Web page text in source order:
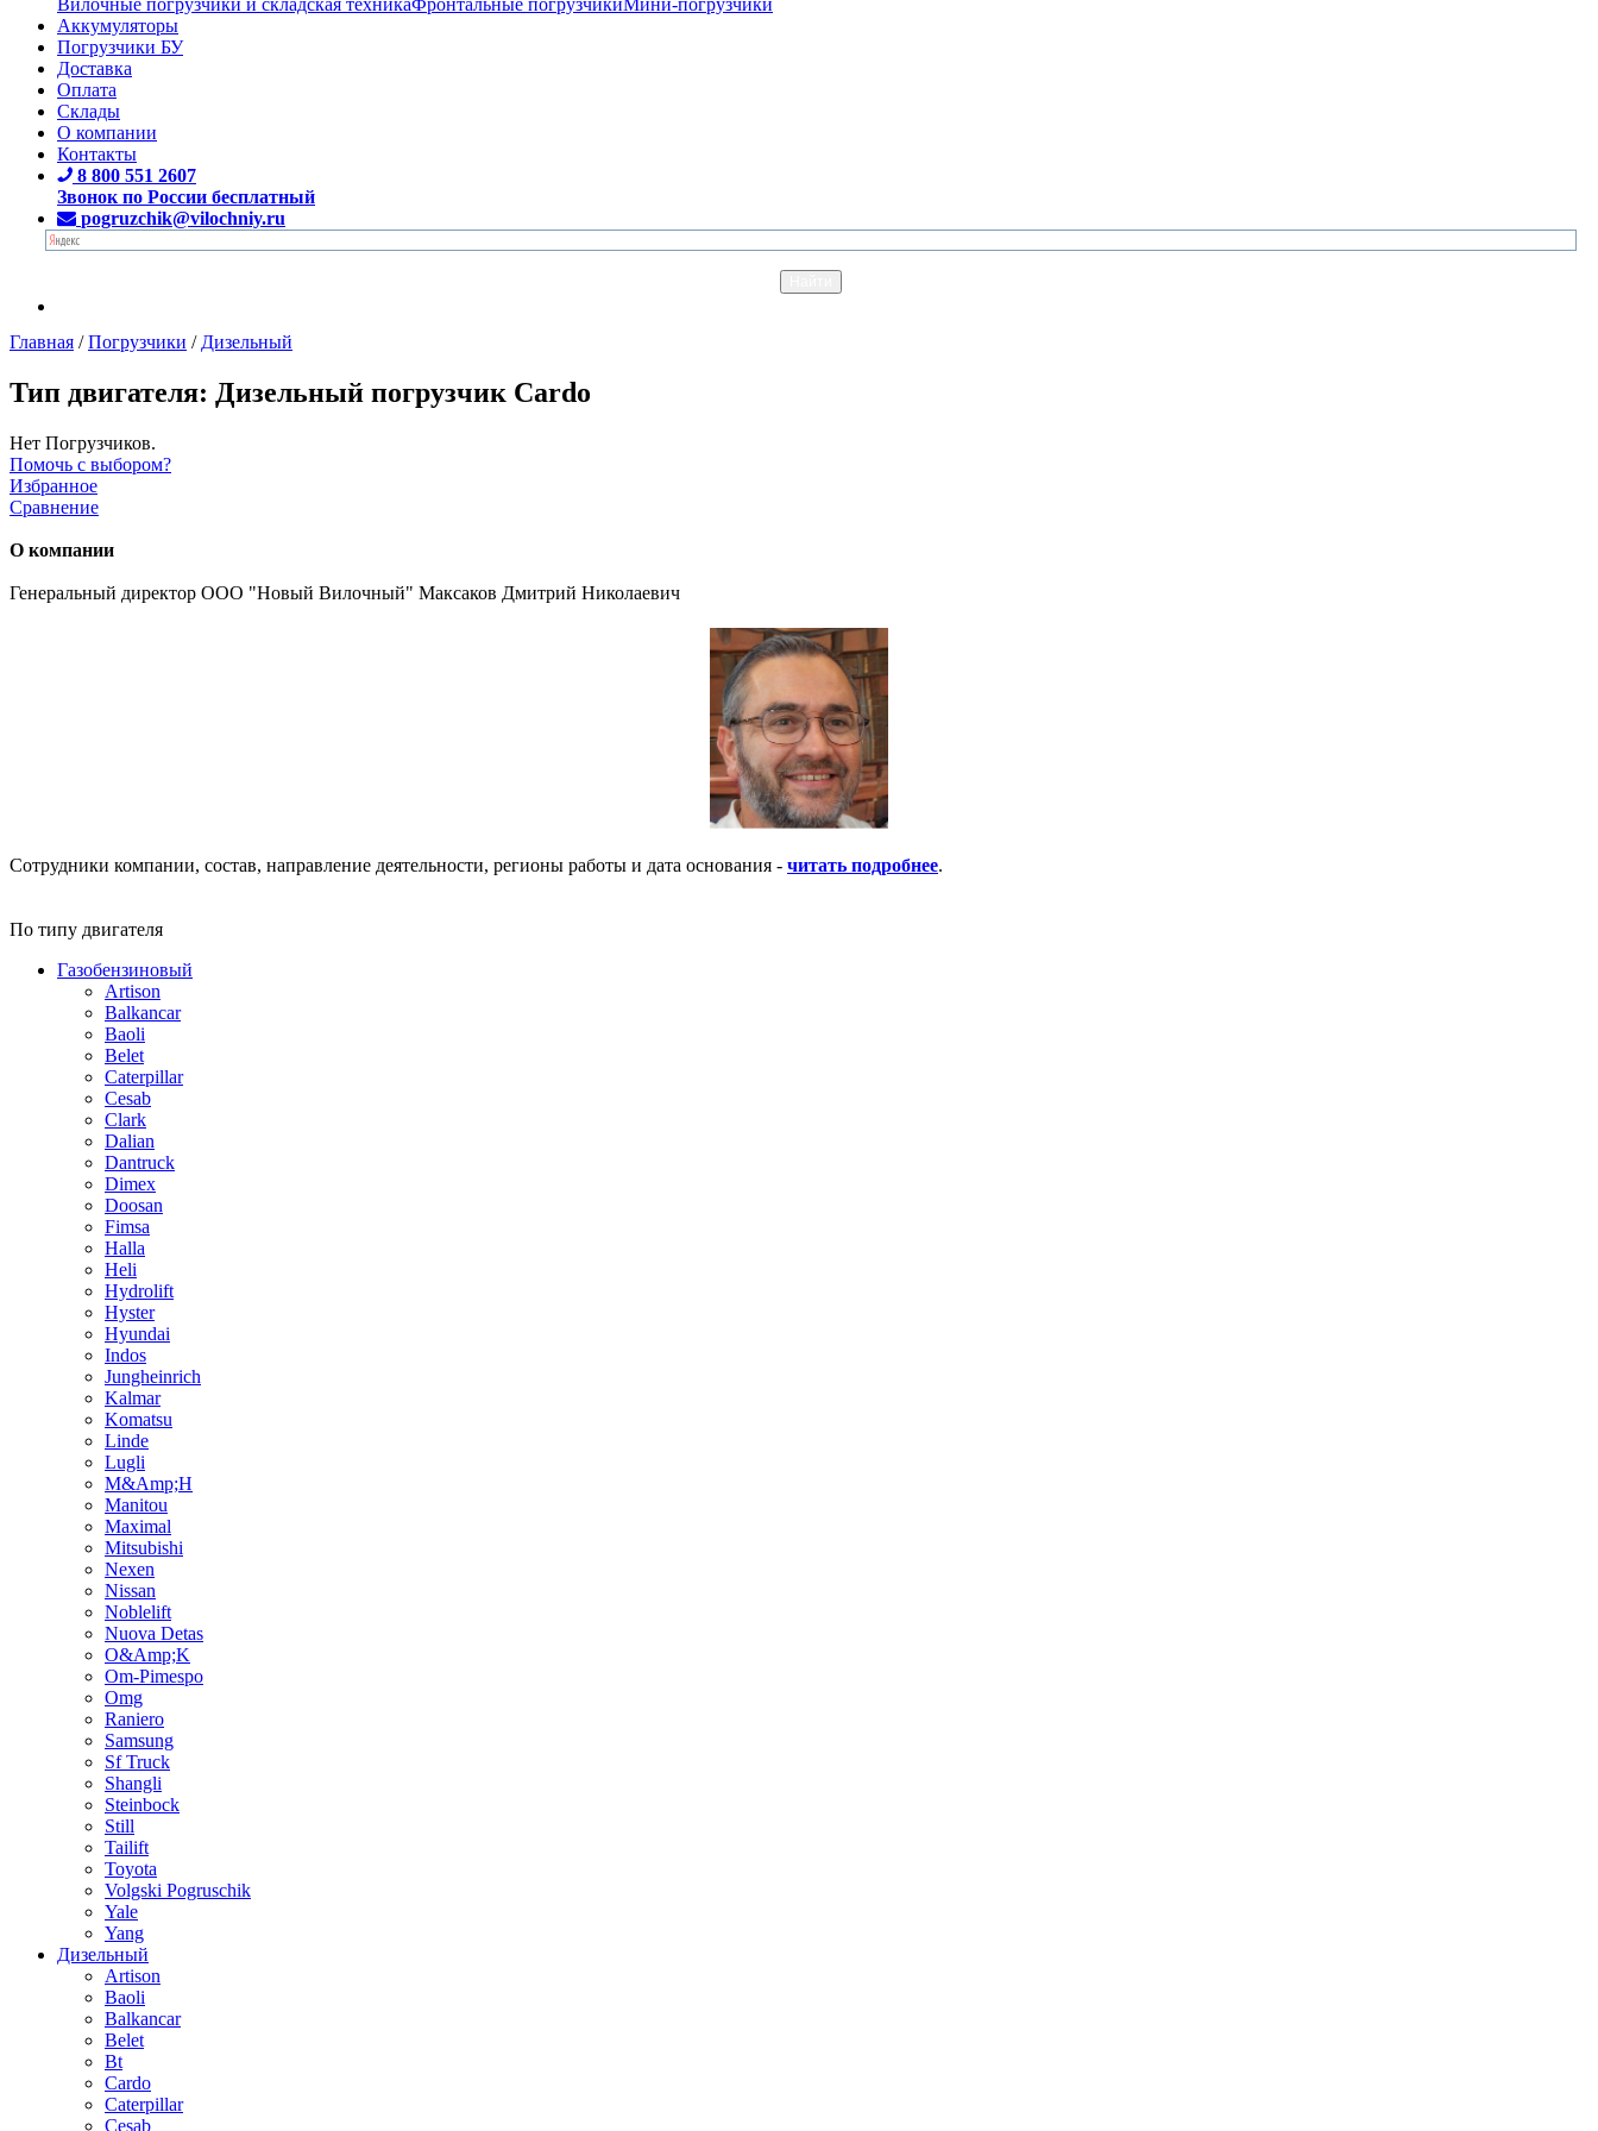
Аккумуляторы
Погрузчики БУ
Доставка
Оплата
Склады
О компании
Контакты
8 800 551 2607
Звонок по России бесплатный
pogruzchik@vilochniy.ru
Главная /Погрузчики / Дизельный
Тип двигателя: Дизельный погрузчик Cardo
Нет Погрузчиков.
Помочь с выбором?
Избранное
Сравнение
О компании
Генеральный директор ООО "Новый Вилочный" Максаков Дмитрий Николаевич
Сотрудники компании, состав, направление деятельности, регионы работы и дата основания - читать подробнее.
По типу двигателя
Газобензиновый
Artison
Balkancar
Baoli
Belet
Caterpillar
Cesab
Clark
Dalian
Dantruck
Dimex
Doosan
Fimsa
Halla
Heli
Hydrolift
Hyster
Hyundai
Indos
Jungheinrich
Kalmar
Komatsu
Linde
Lugli
M&Amp;H
Manitou
Maximal
Mitsubishi
Nexen
Nissan
Noblelift
Nuova Detas
O&Amp;K
Om-Pimespo
Omg
Raniero
Samsung
Sf Truck
Shangli
Steinbock
Still
Tailift
Toyota
Volgski Pogruschik
Yale
Yang
Дизельный
Artison
Baoli
Balkancar
Belet
Bt
Cardo
Caterpillar
Cesab